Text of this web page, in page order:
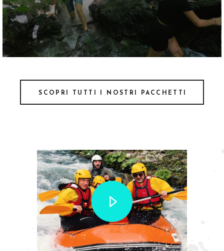
SCOPRI TUTTI I NOSTRI PACCHETTI